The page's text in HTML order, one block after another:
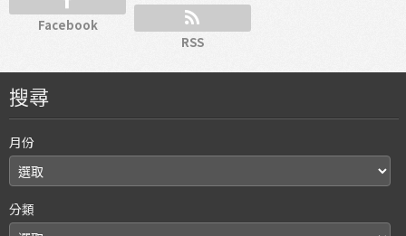
Facebook
RSS
搜尋
月份
分類